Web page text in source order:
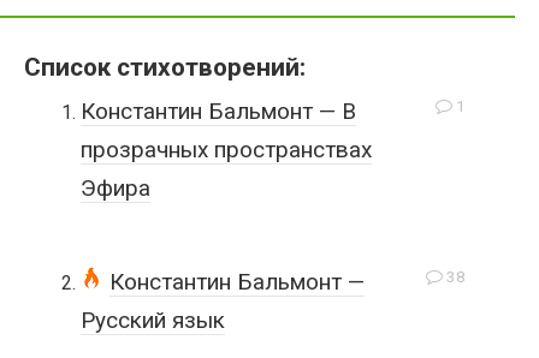
Список стихотворений:
1
Константин Бальмонт — В
прозрачных пространствах
Эфира
38
Константин Бальмонт —
Русский язык